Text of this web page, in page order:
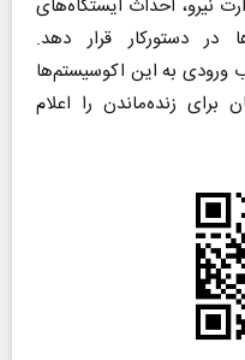
نیرو، احداث ایستگاه‌های
در دستورکار قرار دهد.
ورودی به این اکوسیستم‌ها
برای زنده‌ماندن را اعلام